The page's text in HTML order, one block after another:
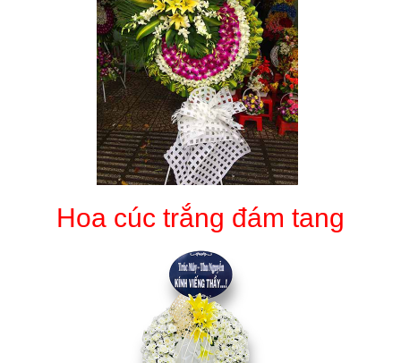
Hoa cúc trắng đám tang